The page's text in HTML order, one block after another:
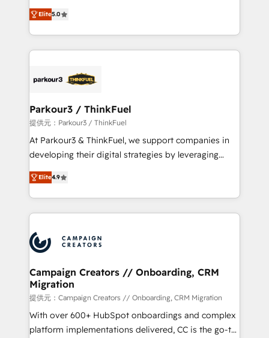
impact of your digital transformation, including a
detailed financial rationale with a focus on ROI and
embark on a transformational journey that sets your
business up for long-term success. Unlock your
DIGITALISIM, nous avons l'intime conviction que la
réussite des entreprises passe par l’innovation web,
le marketing digital, et la relation client ! C'est
pourquoi, nos experts sont à la fois capables de
référencement, votre stratégie digitale et le pilotage
projet HubSpot avec DIGITALISIM : 🧽 Nettoyage,
migration et intégration des bases de données. 🚀
Développement des interfaces avec vos logiciels
métiers ⚙️ Configuration de la plateforme HubSpot
Book Process & Guidelines utilisateurs 🎓
Formations des utilisateurs
Elite5.0
Parkour3 / ThinkFuel
提供元：Parkour3 / ThinkFuel
At Parkour3 & ThinkFuel, we support companies in
developing their digital strategies by leveraging
technologies and automating their marketing and
sales processes to generate growth. Our offer spans
from Strategy to Operations. We specialize in CRM
onboarding and implementation, web design, sales
extensive experience working with tech companies
and manufacturers since 2002, we are committed to
empowering our clients and developing their
autonomy. Get to grips with HubSpot through
guided implementation and seamless integration of
the CRM platform into your digital ecosystem. Would
you like support in deploying your inbound
Elite4.9
Campaign Creators // Onboarding, CRM
Migration
提供元：Campaign Creators // Onboarding, CRM Migration
With over 600+ HubSpot onboardings and complex
platform implementations delivered, CC is the go-to